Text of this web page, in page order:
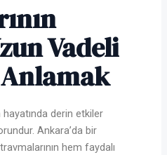
Vadeli
derin etkiler
Ankara’da bir
hem faydalı